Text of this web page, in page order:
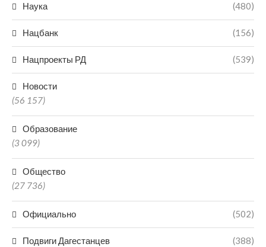
Наука (480)
Нацбанк (156)
Нацпроекты РД (539)
Новости
(56 157)
Образование
(3 099)
Общество
(27 736)
Официально (502)
Подвиги Дагестанцев (388)